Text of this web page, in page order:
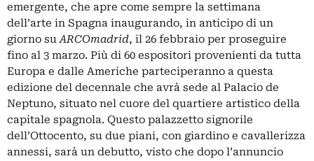
emergente, che apre come sempre la settimana
dell’arte in Spagna inaugurando, in anticipo di un
giorno suARCOmadrid, il 26 febbraio per proseguire
fino al 3 marzo. Più di 60 espositori provenienti da tutta
Europa e dalle Americhe parteciperanno a questa
edizione del decennale che avrà sede al Palacio de
Neptuno, situato nel cuore del quartiere artistico della
capitale spagnola. Questo palazzetto signorile
dell’Ottocento, su due piani, con giardino e cavallerizza
annessi, sarà un debutto, visto che dopo l’annuncio